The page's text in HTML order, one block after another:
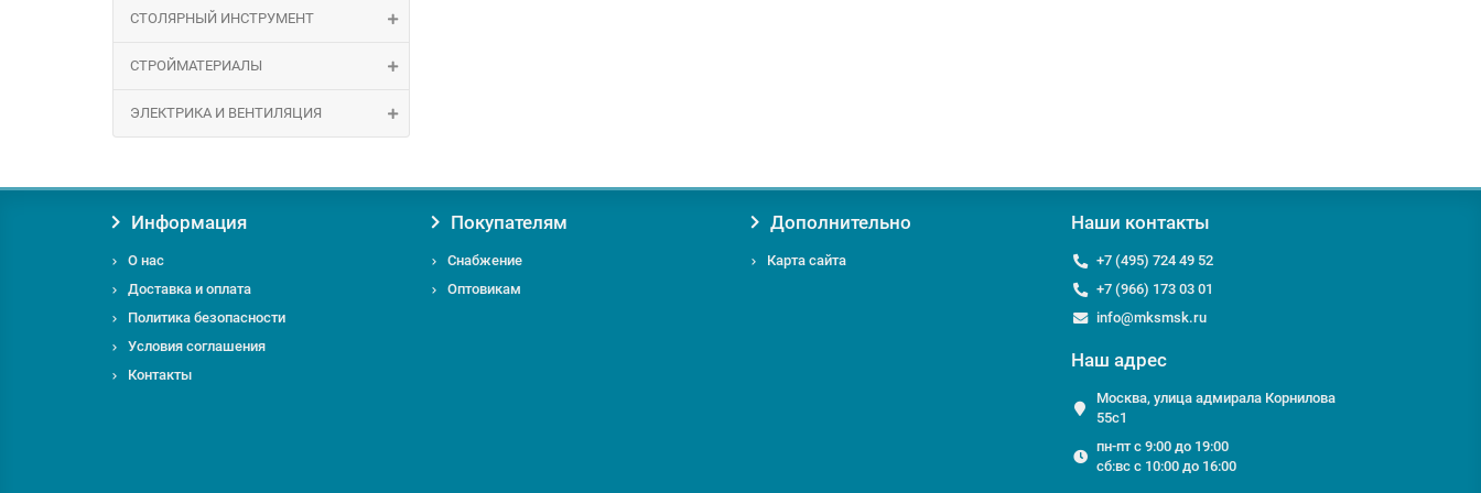
СТОЛЯРНЫЙ ИНСТРУМЕНТ
СТРОЙМАТЕРИАЛЫ
ЭЛЕКТРИКА И ВЕНТИЛЯЦИЯ
Информация
О нас
Доставка и оплата
Политика безопасности
Условия соглашения
Контакты
Покупателям
Снабжение
Оптовикам
Дополнительно
Карта сайта
Наши контакты
+7 (495) 724 49 52
+7 (966) 173 03 01
info@mksmsk.ru
Наш адрес
Москва, улица адмирала Корнилова
55с1
пн-пт с 9:00 до 19:00
сб:вс с 10:00 до 16:00